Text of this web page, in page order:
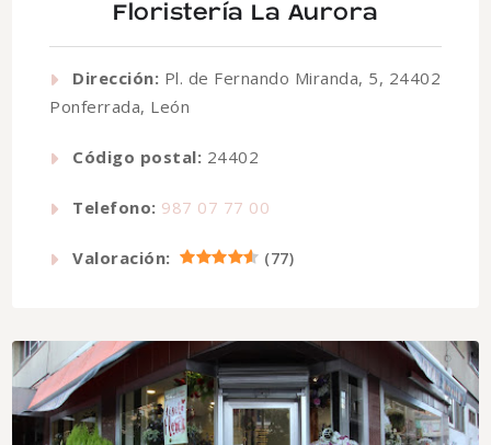
Floristería La Aurora
Dirección: Pl. de Fernando Miranda, 5, 24402
Ponferrada, León
Código postal: 24402
Telefono: 987 07 77 00
Valoración: (77)